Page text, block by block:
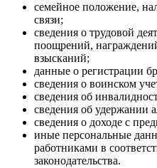
семейное положение,
связи;
сведения о трудовой
поощрений,
взысканий;
данные о регистрации
сведения о воинском
сведения об
сведения об удержании
сведения о доходе с
иные персональные
работниками в
законодательства.